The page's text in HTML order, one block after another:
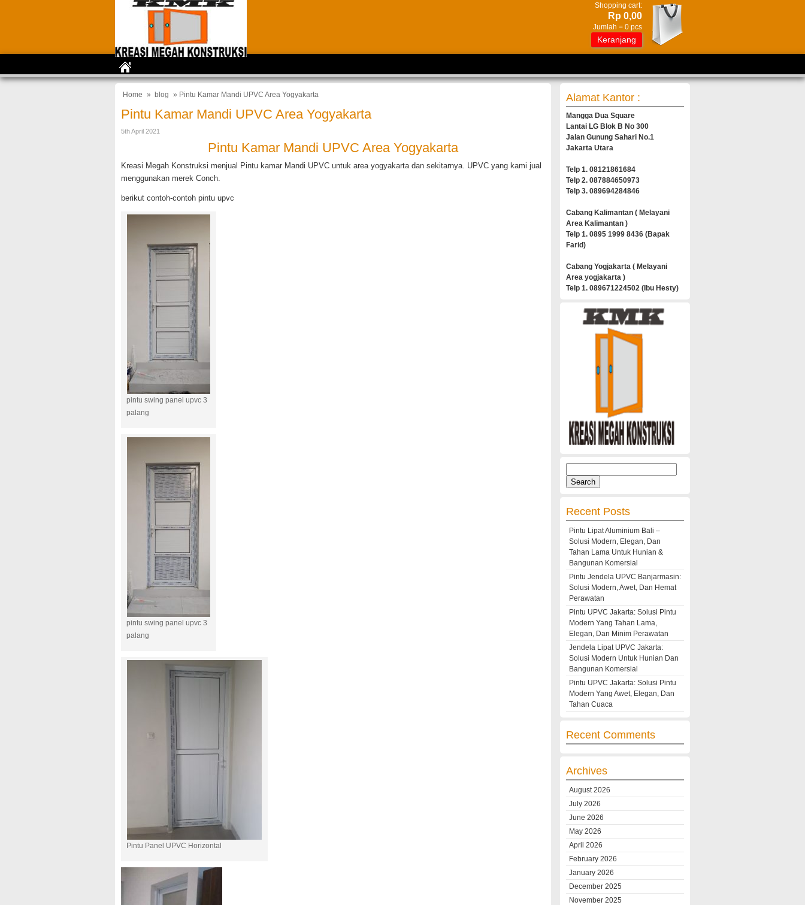
Shopping cart:
Rp 0,00
Jumlah = 0 pcs
Keranjang
Home » blog » Pintu Kamar Mandi UPVC Area Yogyakarta
Pintu Kamar Mandi UPVC Area Yogyakarta
5th April 2021
Pintu Kamar Mandi UPVC Area Yogyakarta
Kreasi Megah Konstruksi menjual Pintu kamar Mandi UPVC untuk area yogyakarta dan sekitarnya. UPVC yang kami jual
menggunakan merek Conch.
berikut contoh-contoh pintu upvc
pintu swing panel upvc 3
palang
pintu swing panel upvc 3
palang
Pintu Panel UPVC Horizontal
Alamat Kantor :
Mangga Dua Square
Lantai LG Blok B No 300
Jalan Gunung Sahari No.1
Jakarta Utara
Telp 1. 08121861684
Telp 2. 087884650973
Telp 3. 089694284846
Cabang Kalimantan ( Melayani
Area Kalimantan )
Telp 1. 0895 1999 8436 (Bapak
Farid)
Cabang Yogjakarta ( Melayani
Area yogjakarta )
Telp 1. 089671224502 (Ibu Hesty)
for:
Recent Posts
Pintu Lipat Aluminium Bali –
Solusi Modern, Elegan, Dan
Tahan Lama Untuk Hunian &
Bangunan Komersial
Pintu Jendela UPVC Banjarmasin:
Solusi Modern, Awet, Dan Hemat
Perawatan
Pintu UPVC Jakarta: Solusi Pintu
Modern Yang Tahan Lama,
Elegan, Dan Minim Perawatan
Jendela Lipat UPVC Jakarta:
Solusi Modern Untuk Hunian Dan
Bangunan Komersial
Pintu UPVC Jakarta: Solusi Pintu
Modern Yang Awet, Elegan, Dan
Tahan Cuaca
Recent Comments
Archives
August 2026
July 2026
June 2026
May 2026
April 2026
February 2026
January 2026
December 2025
November 2025